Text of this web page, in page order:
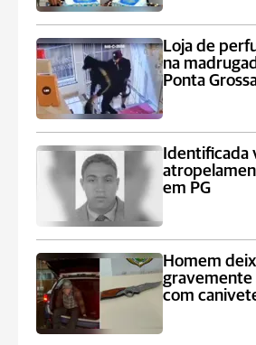
Loja de
na
Ponta
Identificada
em PG
Homem
gravemente
com